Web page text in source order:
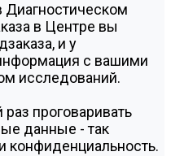
в Центре вы
и у
с вашими
исследований.
проговаривать
данные - так
конфиденциальность.